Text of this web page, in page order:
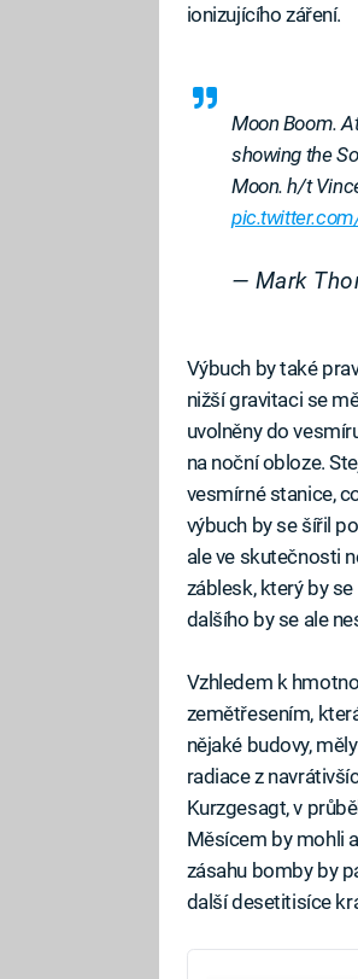
ionizujícího záření.
Moon Boom.
showing the
Moon. h/t
— Mark
Výbuch by také
nižší gravitaci se
uvolněny do
na noční obloze.
vesmírné stanice,
výbuch by se šířil
ale ve skutečnosti
záblesk, který by
dalšího by se ale
Vzhledem k
zemětřesením,
nějaké budovy,
radiace z
Kurzgesagt, v
Měsícem by mohli
zásahu bomby by
další desetitisíce